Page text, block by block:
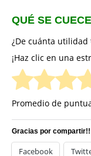
QUÉ SE
¿De cuánta
¡Haz clic en una
Promedio de
Gracias por
Facebook